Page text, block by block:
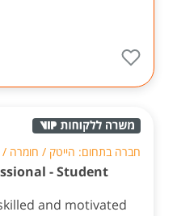
חברה בתחום: הייטק / חומרה /
- Student
and motivated